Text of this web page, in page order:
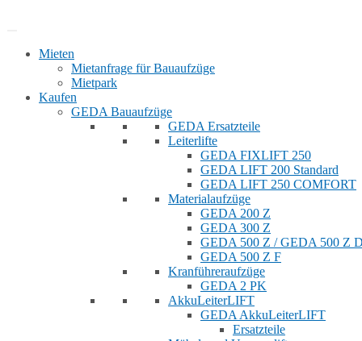
Mieten
Mietanfrage für Bauaufzüge
Mietpark
Kaufen
GEDA Bauaufzüge
GEDA Ersatzteile
Leiterlifte
GEDA FIXLIFT 250
GEDA LIFT 200 Standard
GEDA LIFT 250 COMFORT
Materialaufzüge
GEDA 200 Z
GEDA 300 Z
GEDA 500 Z / GEDA 500 Z
GEDA 500 Z F
Kranführeraufzüge
GEDA 2 PK
AkkuLeiterLIFT
GEDA AkkuLeiterLIFT
Ersatzteile